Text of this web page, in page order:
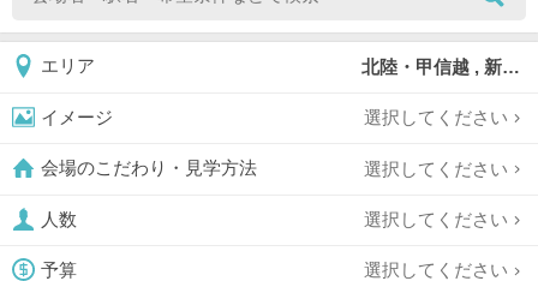
エリア 北陸・甲信越 , 新潟県
イメージ 選択してください
会場のこだわり・見学方法 選択してください
人数 選択してください
予算 選択してください